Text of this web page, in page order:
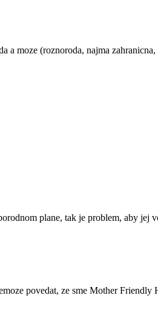
a moze (roznoroda, najma
plane, tak je problem, aby jej
povedat, ze sme Mother